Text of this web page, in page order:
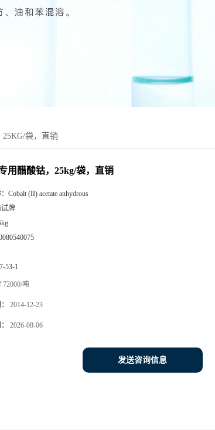
袋，直销
用醋酸钴，25kg/袋，直销
Cobalt (II) acetate anhydrous
试牌
53-1
72000/吨
2014-12-23
2026-08-06
发送咨询信息